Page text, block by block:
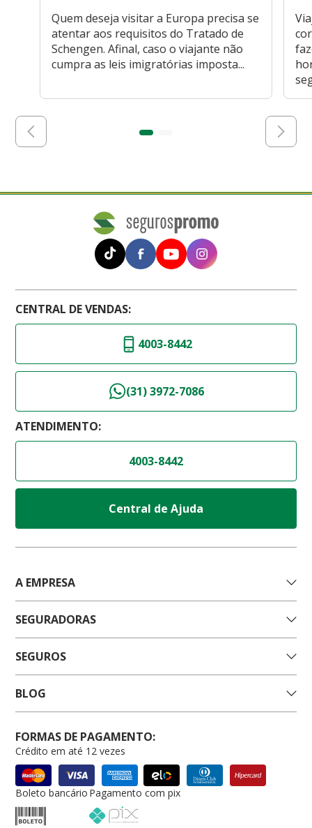
Quem deseja visitar a Europa precisa se
atentar aos requisitos do Tratado de
Schengen. Afinal, caso o viajante não
cumpra as leis imigratórias imposta...
CENTRAL DE VENDAS:
4003-8442
(31) 3972-7086
ATENDIMENTO:
4003-8442
Central de Ajuda
A EMPRESA
SEGURADORAS
SEGUROS
BLOG
FORMAS DE PAGAMENTO:
Crédito em até 12 vezes
Boleto bancário Pagamento com pix